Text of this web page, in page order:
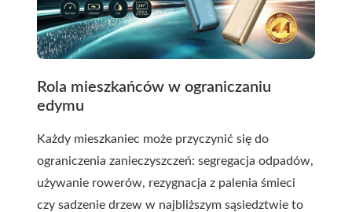
Rola mieszkańców w ograniczaniu
edymu
Każdy mieszkaniec może przyczynić się do
ograniczenia zanieczyszczeń: segregacja odpadów,
używanie rowerów, rezygnacja z palenia śmieci
czy sadzenie drzew w najbliższym sąsiedztwie to